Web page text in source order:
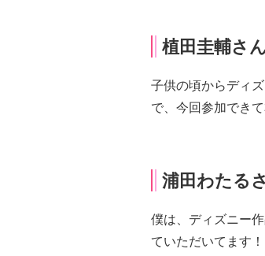
植田圭輔さ
子供の頃からディ
で、今回参加でき
浦田わたる
僕は、ディズニー
ていただいてます！